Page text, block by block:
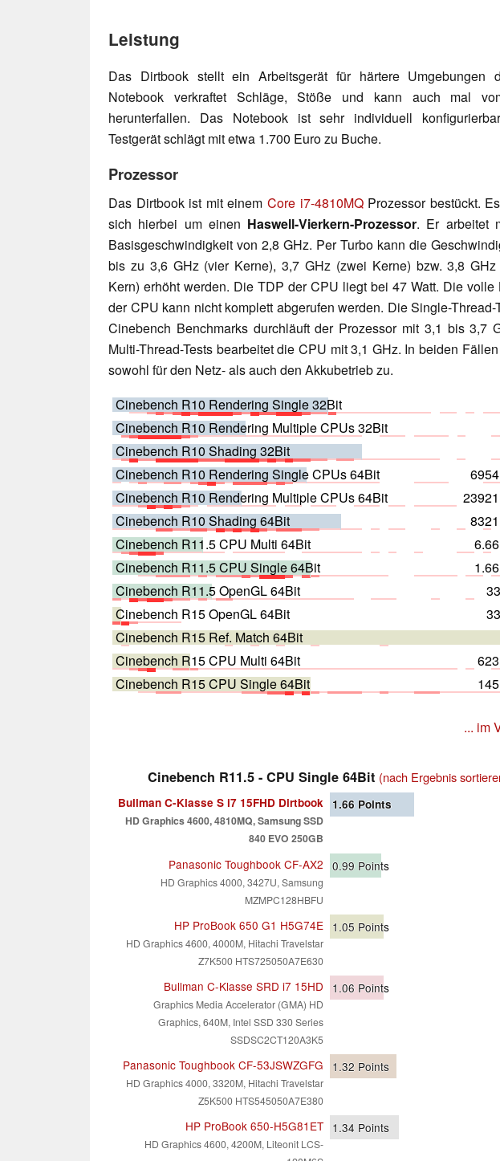
Leistung
Das Dirtbook stellt ein Arbeitsgerät für härtere Umgebungen
Notebook verkraftet Schläge, Stöße und kann auch mal
herunterfallen. Das Notebook ist sehr individuell
Testgerät schlägt mit etwa 1.700 Euro zu Buche.
Prozessor
Das Dirtbook ist mit einem Core i7-4810MQProzessor bestückt.
sich hierbei um einen Haswell-Vierkern-Prozessor. Er arbeitet
Basisgeschwindigkeit von 2,8 GHz. Per Turbo kann die
bis zu 3,6 GHz (vier Kerne), 3,7 GHz (zwei Kerne) bzw. 3,8
Kern) erhöht werden. Die TDP der CPU liegt bei 47 Watt. Die volle
der CPU kann nicht komplett abgerufen werden. Die Single-Thread-
Cinebench Benchmarks durchläuft der Prozessor mit 3,1 bis 3,7
Multi-Thread-Tests bearbeitet die CPU mit 3,1 GHz. In beiden
sowohl für den Netz- als auch den Akkubetrieb zu.
Cinebench R10 Rendering Single 32Bit
Cinebench R10 Rendering Multiple CPUs 32Bit
Cinebench R10 Shading 32Bit
Cinebench R10 Rendering Single CPUs 64Bit
Cinebench R10 Rendering Multiple CPUs 64Bit
Cinebench R10 Shading 64Bit
Cinebench R11.5 CPU Multi 64Bit
Cinebench R11.5 CPU Single 64Bit
Cinebench R11.5 OpenGL 64Bit
Cinebench R15 OpenGL 64Bit
Cinebench R15 Ref. Match 64Bit
Cinebench R15 CPU Multi 64Bit
Cinebench R15 CPU Single 64Bit
... im
Cinebench R11.5 - CPU Single 64Bit (nach Ergebnis
Bullman C-Klasse S i7 15FHD Dirtbook
HD Graphics 4600, 4810MQ, Samsung SSD
840 EVO 250GB
1.66 Points
Panasonic Toughbook CF-AX2
HD Graphics 4000, 3427U, Samsung
MZMPC128HBFU
0.99 Points
HP ProBook 650 G1 H5G74E
HD Graphics 4600, 4000M, Hitachi Travelstar
Z7K500 HTS725050A7E630
1.05 Points
Bullman C-Klasse SRD i7 15HD
Graphics Media Accelerator (GMA) HD
Graphics, 640M, Intel SSD 330 Series
SSDSC2CT120A3K5
1.06 Points
Panasonic Toughbook CF-53JSWZGFG
HD Graphics 4000, 3320M, Hitachi Travelstar
Z5K500 HTS545050A7E380
1.32 Points
HP ProBook 650-H5G81ET
HD Graphics 4600, 4200M, Liteonit LCS-
1.34 Points